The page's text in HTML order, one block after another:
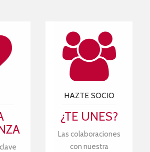
HAZTE SOCIO
¿TE UNES?
Las colaboraciones
con nuestra